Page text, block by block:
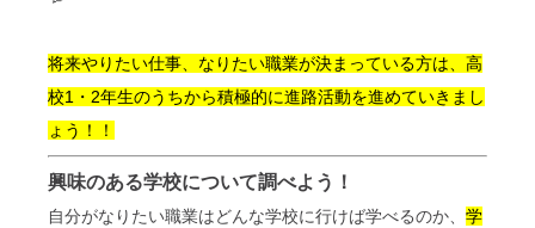
将来やりたい仕事、なりたい職業が決まっている方は、高
校1・2年生のうちから積極的に進路活動を進めていきまし
ょう！！
興味のある学校について調べよう！
自分がなりたい職業はどんな学校に行けば学べるのか、 学